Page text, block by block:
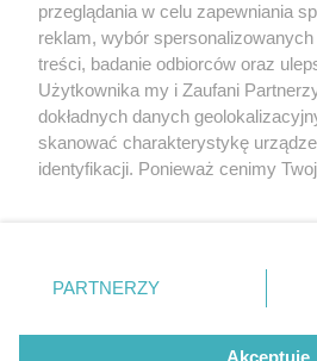
6 / 16
Skarpa
Nie zapomnij
zapoznać się z:
polityką prywatności regulamin
Twojemiasto
Piekary Śląskie
Chorzów
Tarnowskie Góry
Gliwice
przeglądania w celu zapewniania
reklam, wybór
treści, badanie odbiorców oraz
Użytkownika my i Zaufani
dokładnych danych
skanować charakterystykę
identyfikacji. Ponieważ cenimy
prywatności znajdujący się w
. Niektóre rodzaje
zgody użytkownika, ale masz
takiemu przetwarzaniu. Preferencje
PARTNERZY
Akceptuję